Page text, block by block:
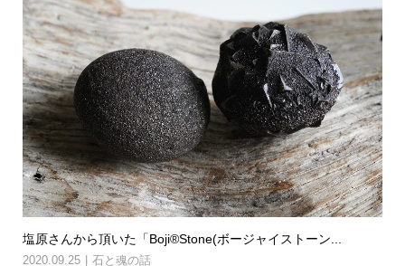
塩原さんから頂いた「Boji®Stone(ボージャイストーン...
2020.09.25 石と魂の話